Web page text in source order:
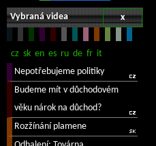
x
Vybraná videa